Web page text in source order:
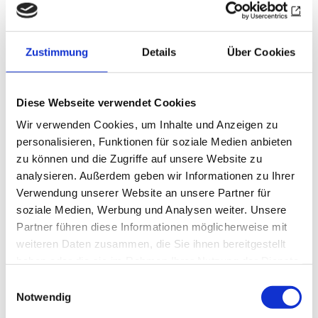
Zustimmung Details Über Cookies
Diese Webseite verwendet Cookies
Wir verwenden Cookies, um Inhalte und Anzeigen zu
personalisieren, Funktionen für soziale Medien anbieten
zu können und die Zugriffe auf unsere Website zu
analysieren. Außerdem geben wir Informationen zu Ihrer
Verwendung unserer Website an unsere Partner für
soziale Medien, Werbung und Analysen weiter. Unsere
Partner führen diese Informationen möglicherweise mit
weiteren Daten zusammen, die Sie ihnen bereitgestellt
Notwendig
Gründungsmitglied des RC Datteln-Lippe. Nach
25 Jahren Geschäftsführung des Kunstverein
Recklinghausen und Veranstaltung mehrerer
Kunstversteigerungen in den vergangenen
Detail perfekt vorbereitet: die
Zusammenstellung der Kunstwerke, die
Präsentation im Internet mithilfe von Dietmar
Bramsel sowie auf den Staffeleien im Saal, die
Organisation des Caterings (Weinhandlung
Chianese, Marc Zierles), die Einladungskarten,
die Besuche in den Clubs mit der Präsidentin –
und nicht zuletzt für seine Rolle als Auktionator
an der Seite von Nico Anklam. Dafür bedankte
Namen der beteiligten Clubs und der 150 Gäste